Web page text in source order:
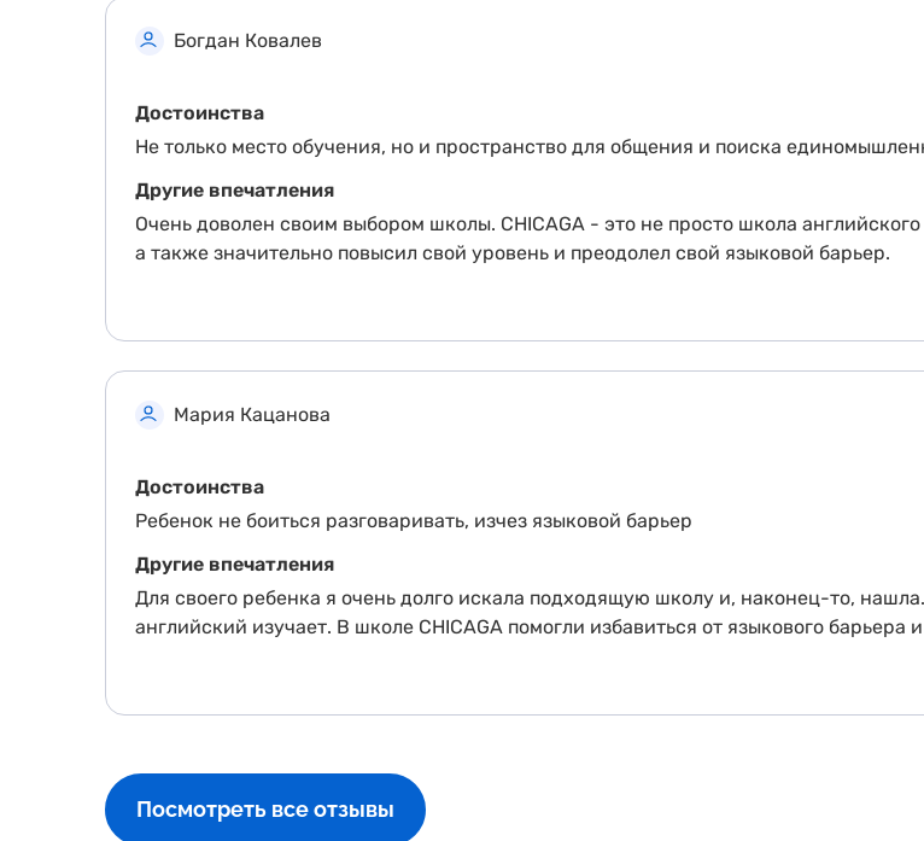
Богдан Ковалев
Достоинства
Не только место обучения, но и пространство для общения и поиска
Другие впечатления
Очень доволен своим выбором школы. CHICAGA - это не просто школа
а также значительно повысил свой уровень и преодолел свой языковой барьер.
Мария Кацанова
Достоинства
Ребенок не боиться разговаривать, изчез языковой барьер
Другие впечатления
Для своего ребенка я очень долго искала подходящую школу и, наконец-то,
английский изучает. В школе CHICAGA помогли избавиться от языкового
Посмотреть все отзывы